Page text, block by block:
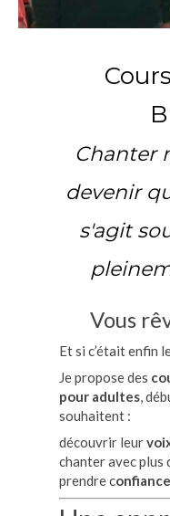
Chanter
devenir
s'agit
Vous
Et si c’était enfin
Je propose des
pour adultes,
souhaitent :
découvrir leur
chanter avec plus
prendre confiance